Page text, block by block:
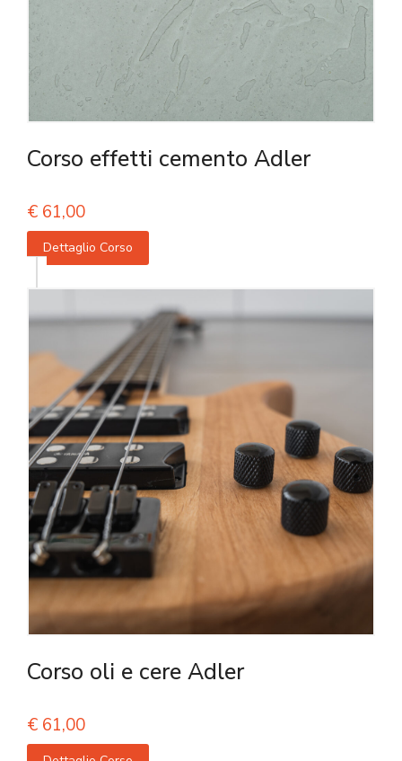
Corso effetti cemento Adler
€ 61,00
Dettaglio Corso
Corso oli e cere Adler
€ 61,00